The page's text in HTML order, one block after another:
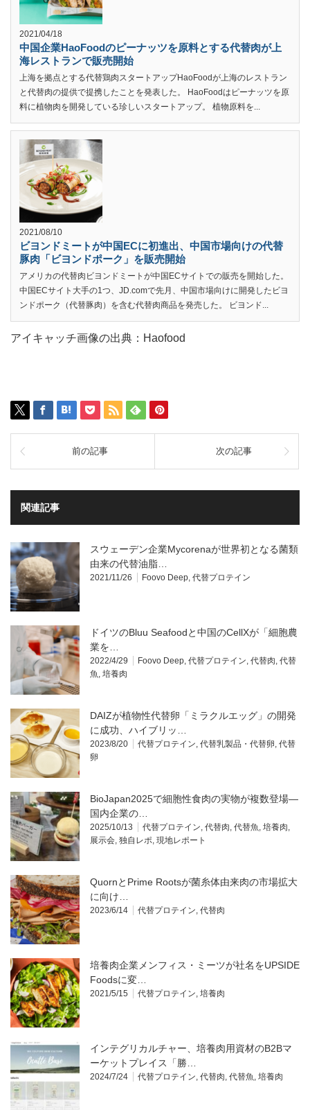
2021/04/18
中国企業HaoFoodのピーナッツを原料とする代替肉が上
海レストランで販売開始
上海を拠点とする代替鶏肉スタートアップHaoFoodが上海のレストラン
と代替肉の提供で提携したことを発表した。 HaoFoodはピーナッツを原
料に植物肉を開発している珍しいスタートアップ。 植物原料を...
2021/08/10
ビヨンドミートが中国ECに初進出、中国市場向けの代替
豚肉「ビヨンドポーク」を販売開始
アメリカの代替肉ビヨンドミートが中国ECサイトでの販売を開始した。
中国ECサイト大手の1つ、JD.comで先月、中国市場向けに開発したビヨ
ンドポーク（代替豚肉）を含む代替肉商品を発売した。 ビヨンド...
アイキャッチ画像の出典：Haofood
前の記事 次の記事
関連記事
スウェーデン企業Mycorenaが世界初となる菌類
由来の代替油脂…
2021/11/26 Foovo Deep, 代替プロテイン
ドイツのBluu Seafoodと中国のCellXが「細胞農
業を…
2022/4/29 Foovo Deep, 代替プロテイン, 代替肉, 代替
魚, 培養肉
DAIZが植物性代替卵「ミラクルエッグ」の開発
に成功、ハイブリッ…
2023/8/20 代替プロテイン, 代替乳製品・代替卵, 代替
卵
BioJapan2025で細胞性食肉の実物が複数登場—
国内企業の…
2025/10/13 代替プロテイン, 代替肉, 代替魚, 培養肉,
展示会, 独自レポ, 現地レポート
QuornとPrime Rootsが菌糸体由来肉の市場拡大
に向け…
2023/6/14 代替プロテイン, 代替肉
培養肉企業メンフィス・ミーツが社名をUPSIDE
Foodsに変…
2021/5/15 代替プロテイン, 培養肉
インテグリカルチャー、培養肉用資材のB2Bマ
ーケットプレイス「勝…
2024/7/24 代替プロテイン, 代替肉, 代替魚, 培養肉